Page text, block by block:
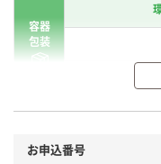
容器
包装
商品
本体
お申込番号